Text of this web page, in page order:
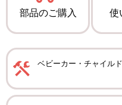
部品のご購入 使
ベビーカー・チャイル